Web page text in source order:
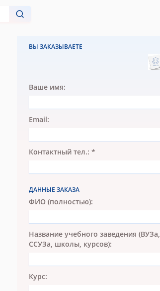
Ваше имя:
Email:
Контактный тел.: *
ДАННЫЕ ЗАКАЗА
ФИО (полностью):
Название учебного заведения (ВУЗа,
ССУЗа, школы, курсов):
Курс:
ВЫ ЗАКАЗЫВАЕТЕ